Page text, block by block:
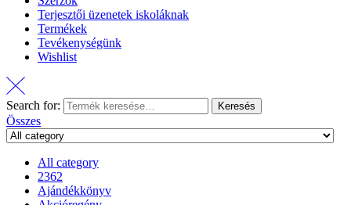
Terjesztői üzenetek iskoláknak
Termékek
Tevékenységünk
Wishlist
Search for: Keresés
Összes
All category
2362
Ajándékkönyv